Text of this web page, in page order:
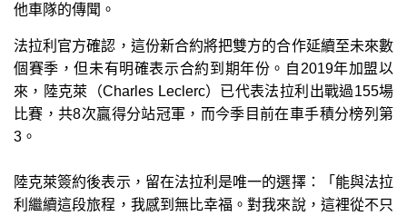
他車隊的傳聞。
法拉利官方確認，這份新合約將把雙方的合作延續至未來數
個賽季，但未有明確表示合約到期年份。自2019年加盟以
來，陸克萊（Charles Leclerc）已代表法拉利出戰過155場
比賽，共8次贏得分站冠軍，而今季目前在車手積分榜列第
3。
陸克萊簽約後表示，留在法拉利是唯一的選擇：「能與法拉
利繼續這段旅程，我感到無比幸福。對我來說，這裡從不只